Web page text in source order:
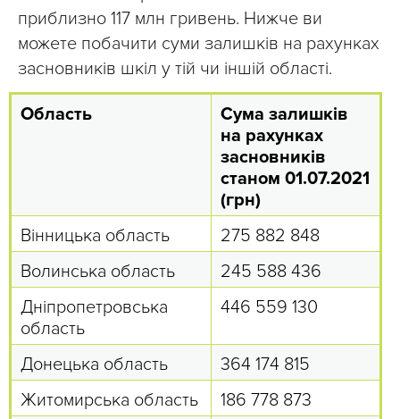
приблизно 117 млн гривень. Нижче ви
можете побачити суми залишків на рахунках
засновників шкіл у тій чи іншій області.
Область
Сума залишків
на рахунках
засновників
станом 01.07.2021
(грн)
Вінницька область
275 882 848
Волинська область
245 588 436
Дніпропетровська
область
446 559 130
Донецька область
364 174 815
Житомирська область
186 778 873